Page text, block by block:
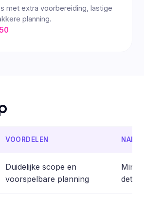
met extra voorbereiding, lastige
planning.
VOORDELEN
Duidelijke scope en
voorspelbare planning